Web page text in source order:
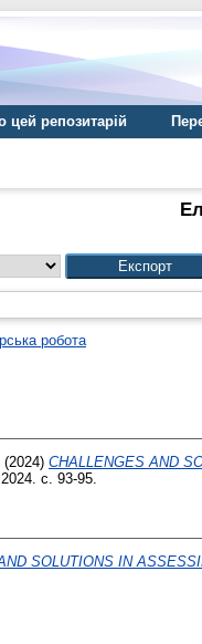
цей репозитарій
робота
(2024) CHALLENGES AND
2024. с. 93-95.
SOLUTIONS IN